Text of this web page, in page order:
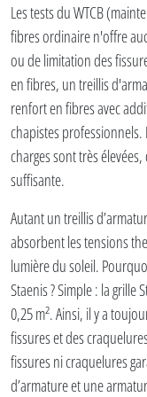
Les tests du WTCB
fibres ordinaire n'offre
ou de limitation des
en fibres, un treillis
renfort en fibres avec
chapistes
charges sont très
suffisante.
Autant un treillis
absorbent les tensions
lumière du soleil.
Staenis ? Simple : la grille
0,25 m². Ainsi, il y a
fissures et des
fissures ni craquelures
d’armature et une